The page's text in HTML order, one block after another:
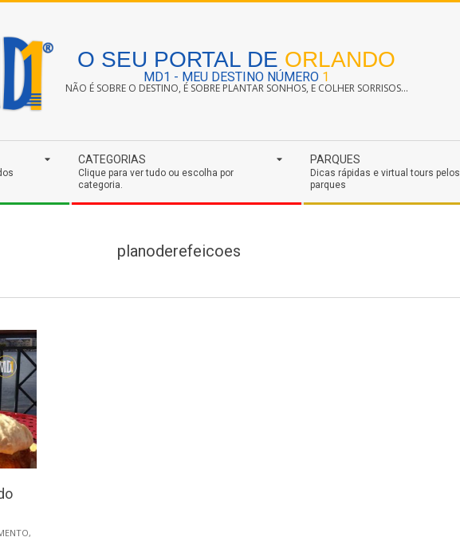
O SEU PORTAL DE ORLANDO
MD1 - MEU DESTINO NÚMERO 1
NÃO É SOBRE O DESTINO, É SOBRE PLANTAR SONHOS, E COLHER SORRISOS...
CATEGORIAS
Clique para ver tudo ou escolha por
categoria.
PARQUES
Dicas rápidas e virtual tours pelos
parques
planoderefeicoes
,